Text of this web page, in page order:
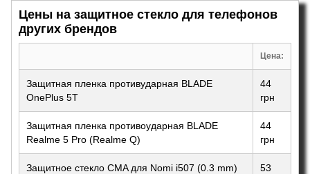
Цены на защитное стекло для телефонов
других брендов
Цена:
Защитная пленка противударная BLADE
OnePlus 5T
44
грн
Защитная пленка противоударная BLADE
Realme 5 Pro (Realme Q)
44
грн
Защитное стекло CMA для Nomi i507 (0.3 mm)
53